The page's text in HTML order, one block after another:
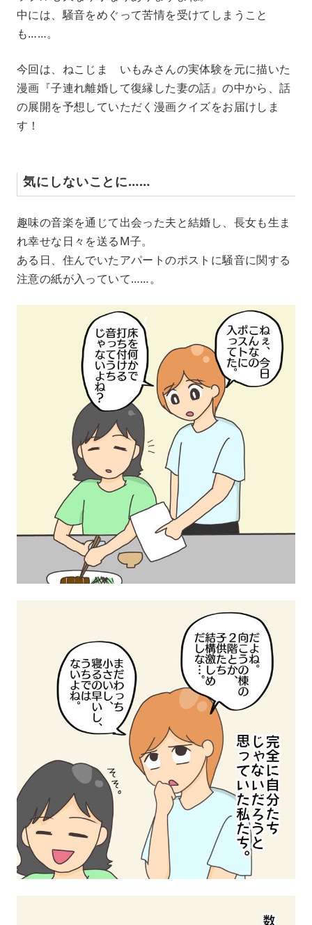
e
中には、騒音をめぐって苦情を受けてしまうこと
も……。
今回は、ねこじま いもみさんの実体験を元に描いた
漫画『子連れ離婚して復縁した妻の話』の中から、話
の展開を予想していただく漫画クイズをお届けしま
す！
気にしないことに……
趣味の音楽を通じて出会った夫と結婚し、長女も生ま
れ幸せな日々を送るM子。
ある日、住んでいたアパートのポストに騒音に関する
注意の紙が入っていて……。